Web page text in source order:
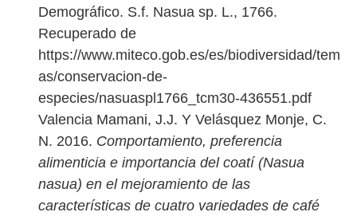
Demográfico. S.f. Nasua sp. L., 1766.
Recuperado de
https://www.miteco.gob.es/es/biodiversidad/tem
as/conservacion-de-
especies/nasuaspl1766_tcm30-436551.pdf
Valencia Mamani, J.J. Y Velásquez Monje, C.
N. 2016. Comportamiento, preferencia
alimenticia e importancia del coatí (Nasua
nasua) en el mejoramiento de las
características de cuatro variedades de café